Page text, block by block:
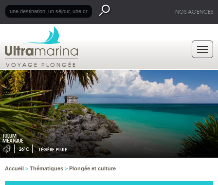
NOS AGENCES
VOYAGE PLONGÉE
TULUM
MEXIQUE
26°C LÉGÈRE PLUIE
Accueil > Thématiques > Plongée et culture